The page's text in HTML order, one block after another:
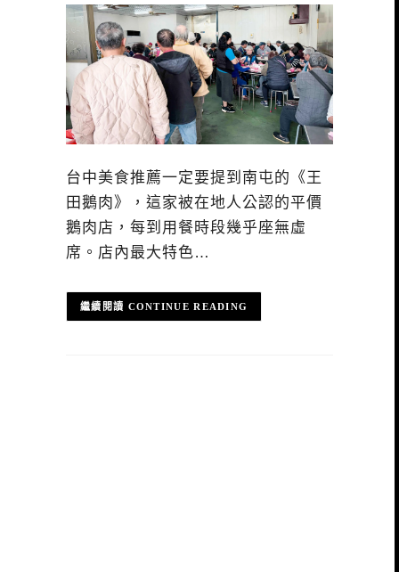
台中美食推薦一定要提到南屯的《王
田鵝肉》，這家被在地人公認的平價
鵝肉店，每到用餐時段幾乎座無虛
席。店內最大特色…
CONTINUE READING